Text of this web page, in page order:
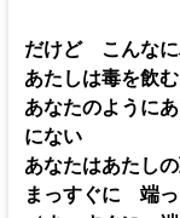
だけど こんなに
あたしは毒を飲
あなたのように
にない
あなたはあたし
まっすぐに 端っ